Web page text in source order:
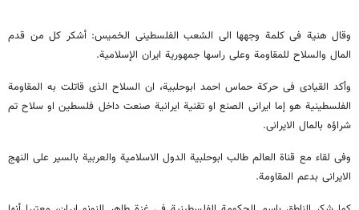
وقال هنیة فی کلمة وجهها الى الشعب الفلسطینی الخمیس: أشکر کل من قدم
المال والسلاح للمقاومة وعلى راسها جمهوریة ایران الإسلامیة.
وأکد القیادی فی حرکة حماس احمد ابوحلبیة، ان السلاح الذی قاتلت به المقاومة
الفلسطینیة هو إما ایرانی الصنع او تقنیة ایرانیة صنعت داخل فلسطین او سلاح تم
شراؤه بالمال الایرانی.
وفی لقاء مع قناة العالم طالب ابوحلبیة الدول الاسلامیة والعربیة بالسیر على النهج
الایرانی بدعم المقاومة.